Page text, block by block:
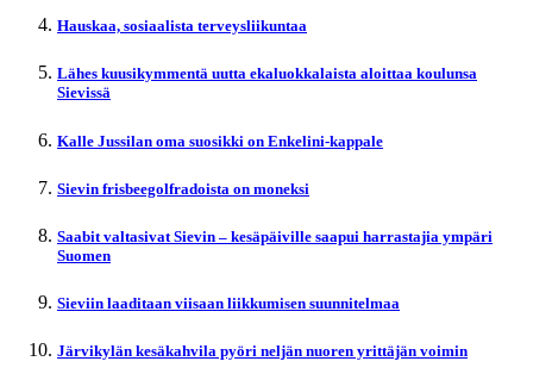
Hauskaa, sosiaalista terveysliikuntaa
Lähes kuusikymmentä uutta ekaluokkalaista aloittaa koulunsa
Sievissä
Kalle Jussilan oma suosikki on Enkelini-kappale
Sievin frisbeegolfradoista on moneksi
Saabit valtasivat Sievin – kesäpäiville saapui harrastajia ympäri
Suomen
Sieviin laaditaan viisaan liikkumisen suunnitelmaa
Järvikylän kesäkahvila pyöri neljän nuoren yrittäjän voimin